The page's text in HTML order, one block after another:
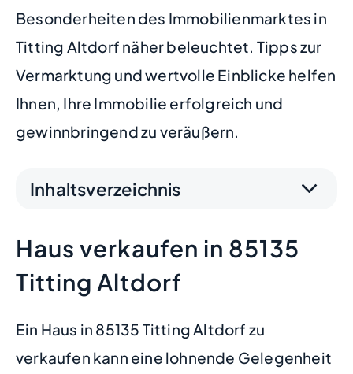
Besonderheiten des Immobilienmarktes in
Titting Altdorf näher beleuchtet. Tipps zur
Vermarktung und wertvolle Einblicke helfen
Ihnen, Ihre Immobilie erfolgreich und
gewinnbringend zu veräußern.
Inhaltsverzeichnis
Haus verkaufen in 85135
Titting Altdorf
Ein Haus in 85135 Titting Altdorf zu
verkaufen kann eine lohnende Gelegenheit